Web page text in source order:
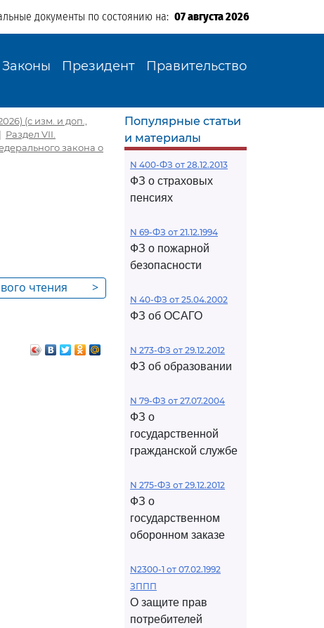
документы по состоянию на: 07 августа 2026
Законы Президент Правительство
(с изм. и доп.,
| Раздел VII.
закона о
>
чтения
период
Популярные статьи
и материалы
N 400-ФЗ от 28.12.2013
ФЗ о страховых
пенсиях
N 69-ФЗ от 21.12.1994
ФЗ о пожарной
безопасности
N 40-ФЗ от 25.04.2002
ФЗ об ОСАГО
N 273-ФЗ от 29.12.2012
ФЗ об образовании
N 79-ФЗ от 27.07.2004
ФЗ о
государственной
гражданской службе
N 275-ФЗ от 29.12.2012
ФЗ о
государственном
оборонном заказе
N2300-1 от 07.02.1992
ЗППП
О защите прав
потребителей